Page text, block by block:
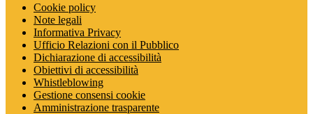
Cookie policy
Note legali
Informativa Privacy
Ufficio Relazioni con il Pubblico
Dichiarazione di accessibilità
Obiettivi di accessibilità
Whistleblowing
Gestione consensi cookie
Amministrazione trasparente